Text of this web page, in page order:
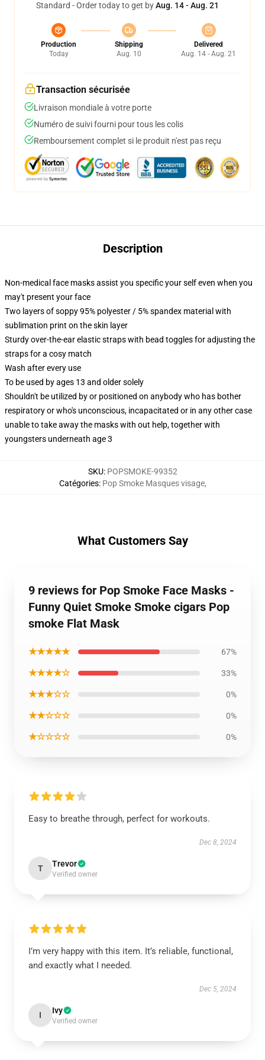
Standard - Order today to get byAug. 14 - Aug. 21
Production
Today
Shipping
Aug. 10
Delivered
Aug. 14 - Aug. 21
Transaction sécurisée
Livraison mondiale à votre porte
Numéro de suivi fourni pour tous les colis
Remboursement complet si le produit n'est pas reçu
Description
Non-medical face masks assist you specific your self even when you
may't present your face
Two layers of soppy 95% polyester / 5% spandex material with
sublimation print on the skin layer
Sturdy over-the-ear elastic straps with bead toggles for adjusting the
straps for a cosy match
Wash after every use
To be used by ages 13 and older solely
Shouldn't be utilized by or positioned on anybody who has bother
respiratory or who's unconscious, incapacitated or in any other case
unable to take away the masks with out help, together with
youngsters underneath age 3
SKU: POPSMOKE-99352
Catégories: Pop Smoke Masques visage,
What Customers Say
9 reviews for Pop Smoke Face Masks -
Funny Quiet Smoke Smoke cigars Pop
smoke Flat Mask
★★★★★ 67%
★★★★☆ 33%
★★★☆☆ 0%
★★☆☆☆ 0%
★☆☆☆☆ 0%
Easy to breathe through, perfect for workouts.
Dec 8, 2024
T Trevor
Verified owner
I’m very happy with this item. It’s reliable, functional,
and exactly what I needed.
Dec 5, 2024
I Ivy
Verified owner